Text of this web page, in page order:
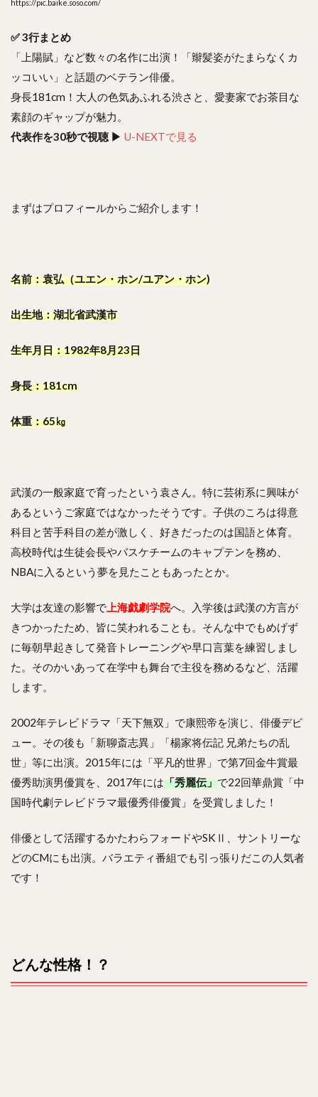
https://pic.baike.soso.com/
✅ 3行まとめ
「上陽賦」など数々の名作に出演！「辮髪姿がたまらなくカ
ッコいい」と話題のベテラン俳優。
身長181cm！大人の色気あふれる渋さと、愛妻家でお茶目な
素顔のギャップが魅力。
代表作を30秒で視聴 ▶︎ U-NEXTで見る
まずはプロフィールからご紹介します！
名前：袁弘（ユエン・ホン/ユアン・ホン)
出生地：湖北省武漢市
生年月日：1982年8月23日
身長：181cm
体重：65㎏
武漢の一般家庭で育ったという袁さん。特に芸術系に興味が
あるというご家庭ではなかったそうです。子供のころは得意
科目と苦手科目の差が激しく、好きだったのは国語と体育。
高校時代は生徒会長やバスケチームのキャプテンを務め、
NBAに入るという夢を見たこともあったとか。
大学は友達の影響で 上海戯劇学院へ。入学後は武漢の方言が
きつかったため、皆に笑われることも。そんな中でもめげず
に毎朝早起きして発音トレーニングや早口言葉を練習しまし
た。そのかいあって在学中も舞台で主役を務めるなど、活躍
します。
2002年テレビドラマ「天下無双」で康熙帝を演じ、俳優デビ
ュー。その後も「新聊斎志異」「楊家将伝記 兄弟たちの乱
世」等に出演。2015年には「平凡的世界」で第7回金牛賞最
優秀助演男優賞を、2017年には「秀麗伝」で22回華鼎賞「中
国時代劇テレビドラマ最優秀俳優賞」を受賞しました！
俳優として活躍するかたわらフォードやSKⅡ、サントリーな
どのCMにも出演。バラエティ番組でも引っ張りだこの人気者
です！
どんな性格！？